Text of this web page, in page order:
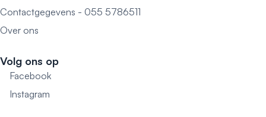
Contactgegevens - 055 5786511
Over ons
Volg ons op
Facebook
Instagram